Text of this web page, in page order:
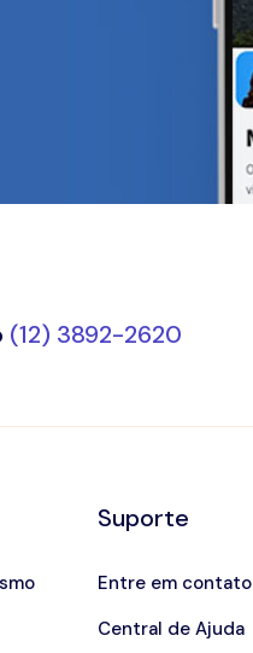
(12) 3892-2620
Suporte
Entre em contato
Central de Ajuda